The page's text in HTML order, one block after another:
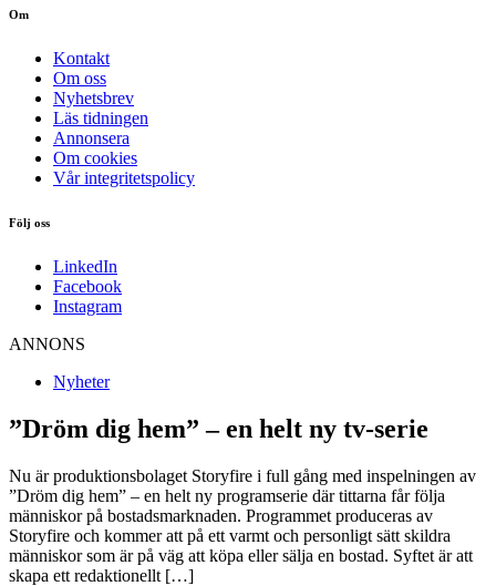
Om
Kontakt
Om oss
Nyhetsbrev
Läs tidningen
Annonsera
Om cookies
Vår integritetspolicy
Följ oss
LinkedIn
Facebook
Instagram
ANNONS
Nyheter
”Dröm dig hem” – en helt ny tv-serie
Nu är produktionsbolaget Storyfire i full gång med inspelningen av
”Dröm dig hem” – en helt ny programserie där tittarna får följa
människor på bostadsmarknaden. Programmet produceras av
Storyfire och kommer att på ett varmt och personligt sätt skildra
människor som är på väg att köpa eller sälja en bostad. Syftet är att
skapa ett redaktionellt […]